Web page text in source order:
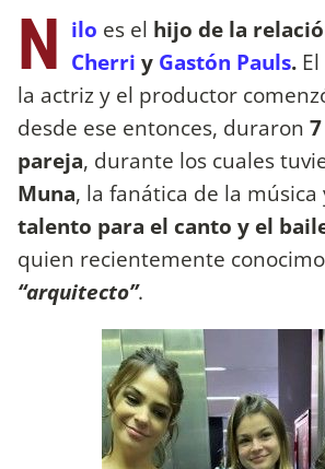
N ilo es el hijo de la
Cherri y Gastón Pauls.
la actriz y el productor
desde ese entonces, duraron
pareja, durante los cuales
Muna, la fanática de la música
talento para el canto y el
quien recientemente
“arquitecto”.